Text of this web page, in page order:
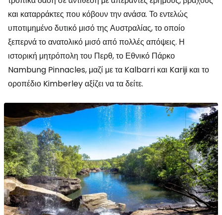
και καταρράκτες που κόβουν την ανάσα. Το εντελώς
υποτιμημένο δυτικό μισό της Αυστραλίας, το οποίο
ξεπερνά το ανατολικό μισό από πολλές απόψεις. Η
ιστορική μητρόπολη του Περθ, το Εθνικό Πάρκο
Nambung Pinnacles, μαζί με τα Kalbarri και Kariji και το
οροπέδιο Kimberley αξίζει να τα δείτε.